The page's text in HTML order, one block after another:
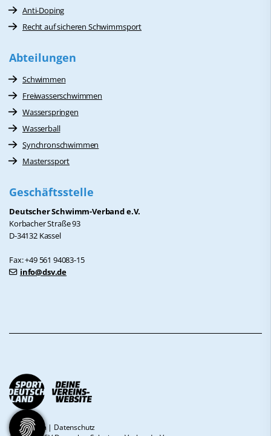
Anti-Doping
Recht auf sicheren Schwimmsport
Abteilungen
Schwimmen
Freiwasserschwimmen
Wasserspringen
Wasserball
Synchronschwimmen
Masterssport
Geschäftsstelle
Deutscher Schwimm-Verband e.V.
Korbacher Straße 93
D-34132 Kassel
Fax: +49 561 94083-15
info@dsv.de
Impressum| Datenschutz